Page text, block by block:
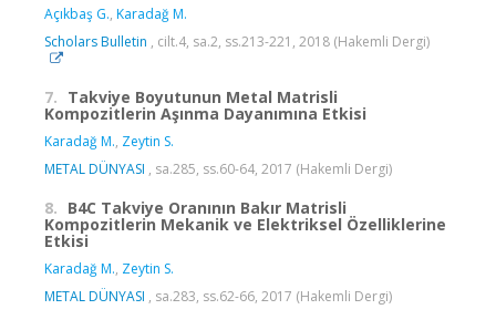
Açıkbaş G., Karadağ M.
Scholars Bulletin , cilt.4, sa.2, ss.213-221, 2018 (Hakemli Dergi)
7. Takviye Boyutunun Metal Matrisli
Kompozitlerin Aşınma Dayanımına Etkisi
Karadağ M., Zeytin S.
METAL DÜNYASI , sa.285, ss.60-64, 2017 (Hakemli Dergi)
8. B4C Takviye Oranının Bakır Matrisli
Kompozitlerin Mekanik ve Elektriksel Özelliklerine
Etkisi
Karadağ M., Zeytin S.
METAL DÜNYASI , sa.283, ss.62-66, 2017 (Hakemli Dergi)